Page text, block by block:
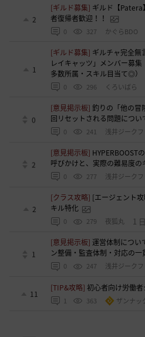
2
[ギルド募集] ギルド【Patera
者復帰者歓迎！！
0 327 かぐらBDO
1
[ギルド募集] ギルチャ完全無
レイキャッツ」メンバー募
多数所属・スキル目当て◎）
0 296 くろいばら
0
[意見掲示板]釣りの「他の冒
回リセットされる問題につい
0 241 浅井ジーク
2
[意見掲示板] HYPERBOOST
呼びかけと、実際の難易度の
0 277 浅井ジーク
2
[クラス攻略] [エージェント
キル特化
0 279 夜狐丸 1
1
[意見掲示板]運営体制につい
ン整備・監査体制・対応の一
0 247 浅井ジーク
11
[TIP&攻略]初心者向け労働
1 363 ザンナッ